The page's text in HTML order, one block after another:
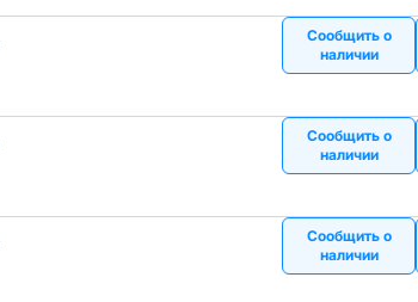
Сообщить о
наличии
Сообщить о
наличии
Сообщить о
наличии